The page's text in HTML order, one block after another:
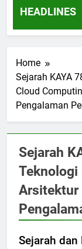
HEADLINES
EDWINSLOT
Ago
Home
Sejarah KAYA
Cloud
Pengalaman
Sejarah
Teknologi
Arsitektur
Sejarah dan